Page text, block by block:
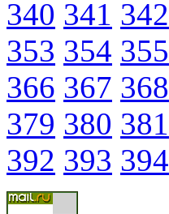
340 341 342
353 354 355
366 367 368
379 380 381
392 393 394